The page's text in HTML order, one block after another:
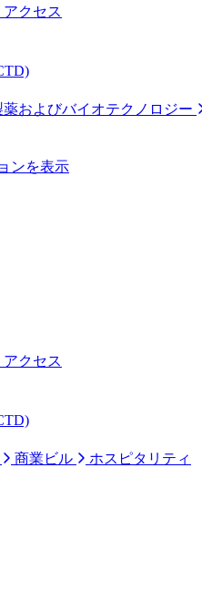
アクセス
薬およびバイオテクノロジー
ンを表示
アクセス
商業ビル ホスピタリティ